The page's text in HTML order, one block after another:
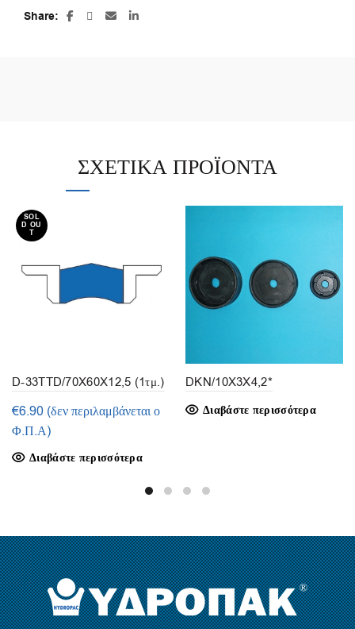
Share
ΣΧΕΤΙΚΆ ΠΡΟΪΌΝΤΑ
SOL
D OU
T
D-33TTD/70X60X12,5 (1τμ.)
€6.90 (δεν περιλαμβάνεται ο
Φ.Π.Α)
Διαβάστε περισσότερα
DKN/10X3X4,2*
Διαβάστε περισσότερα